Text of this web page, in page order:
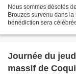
Nous sommes désolés
Brouzes survenu dans
bénédiction sera
Journée du
massif de